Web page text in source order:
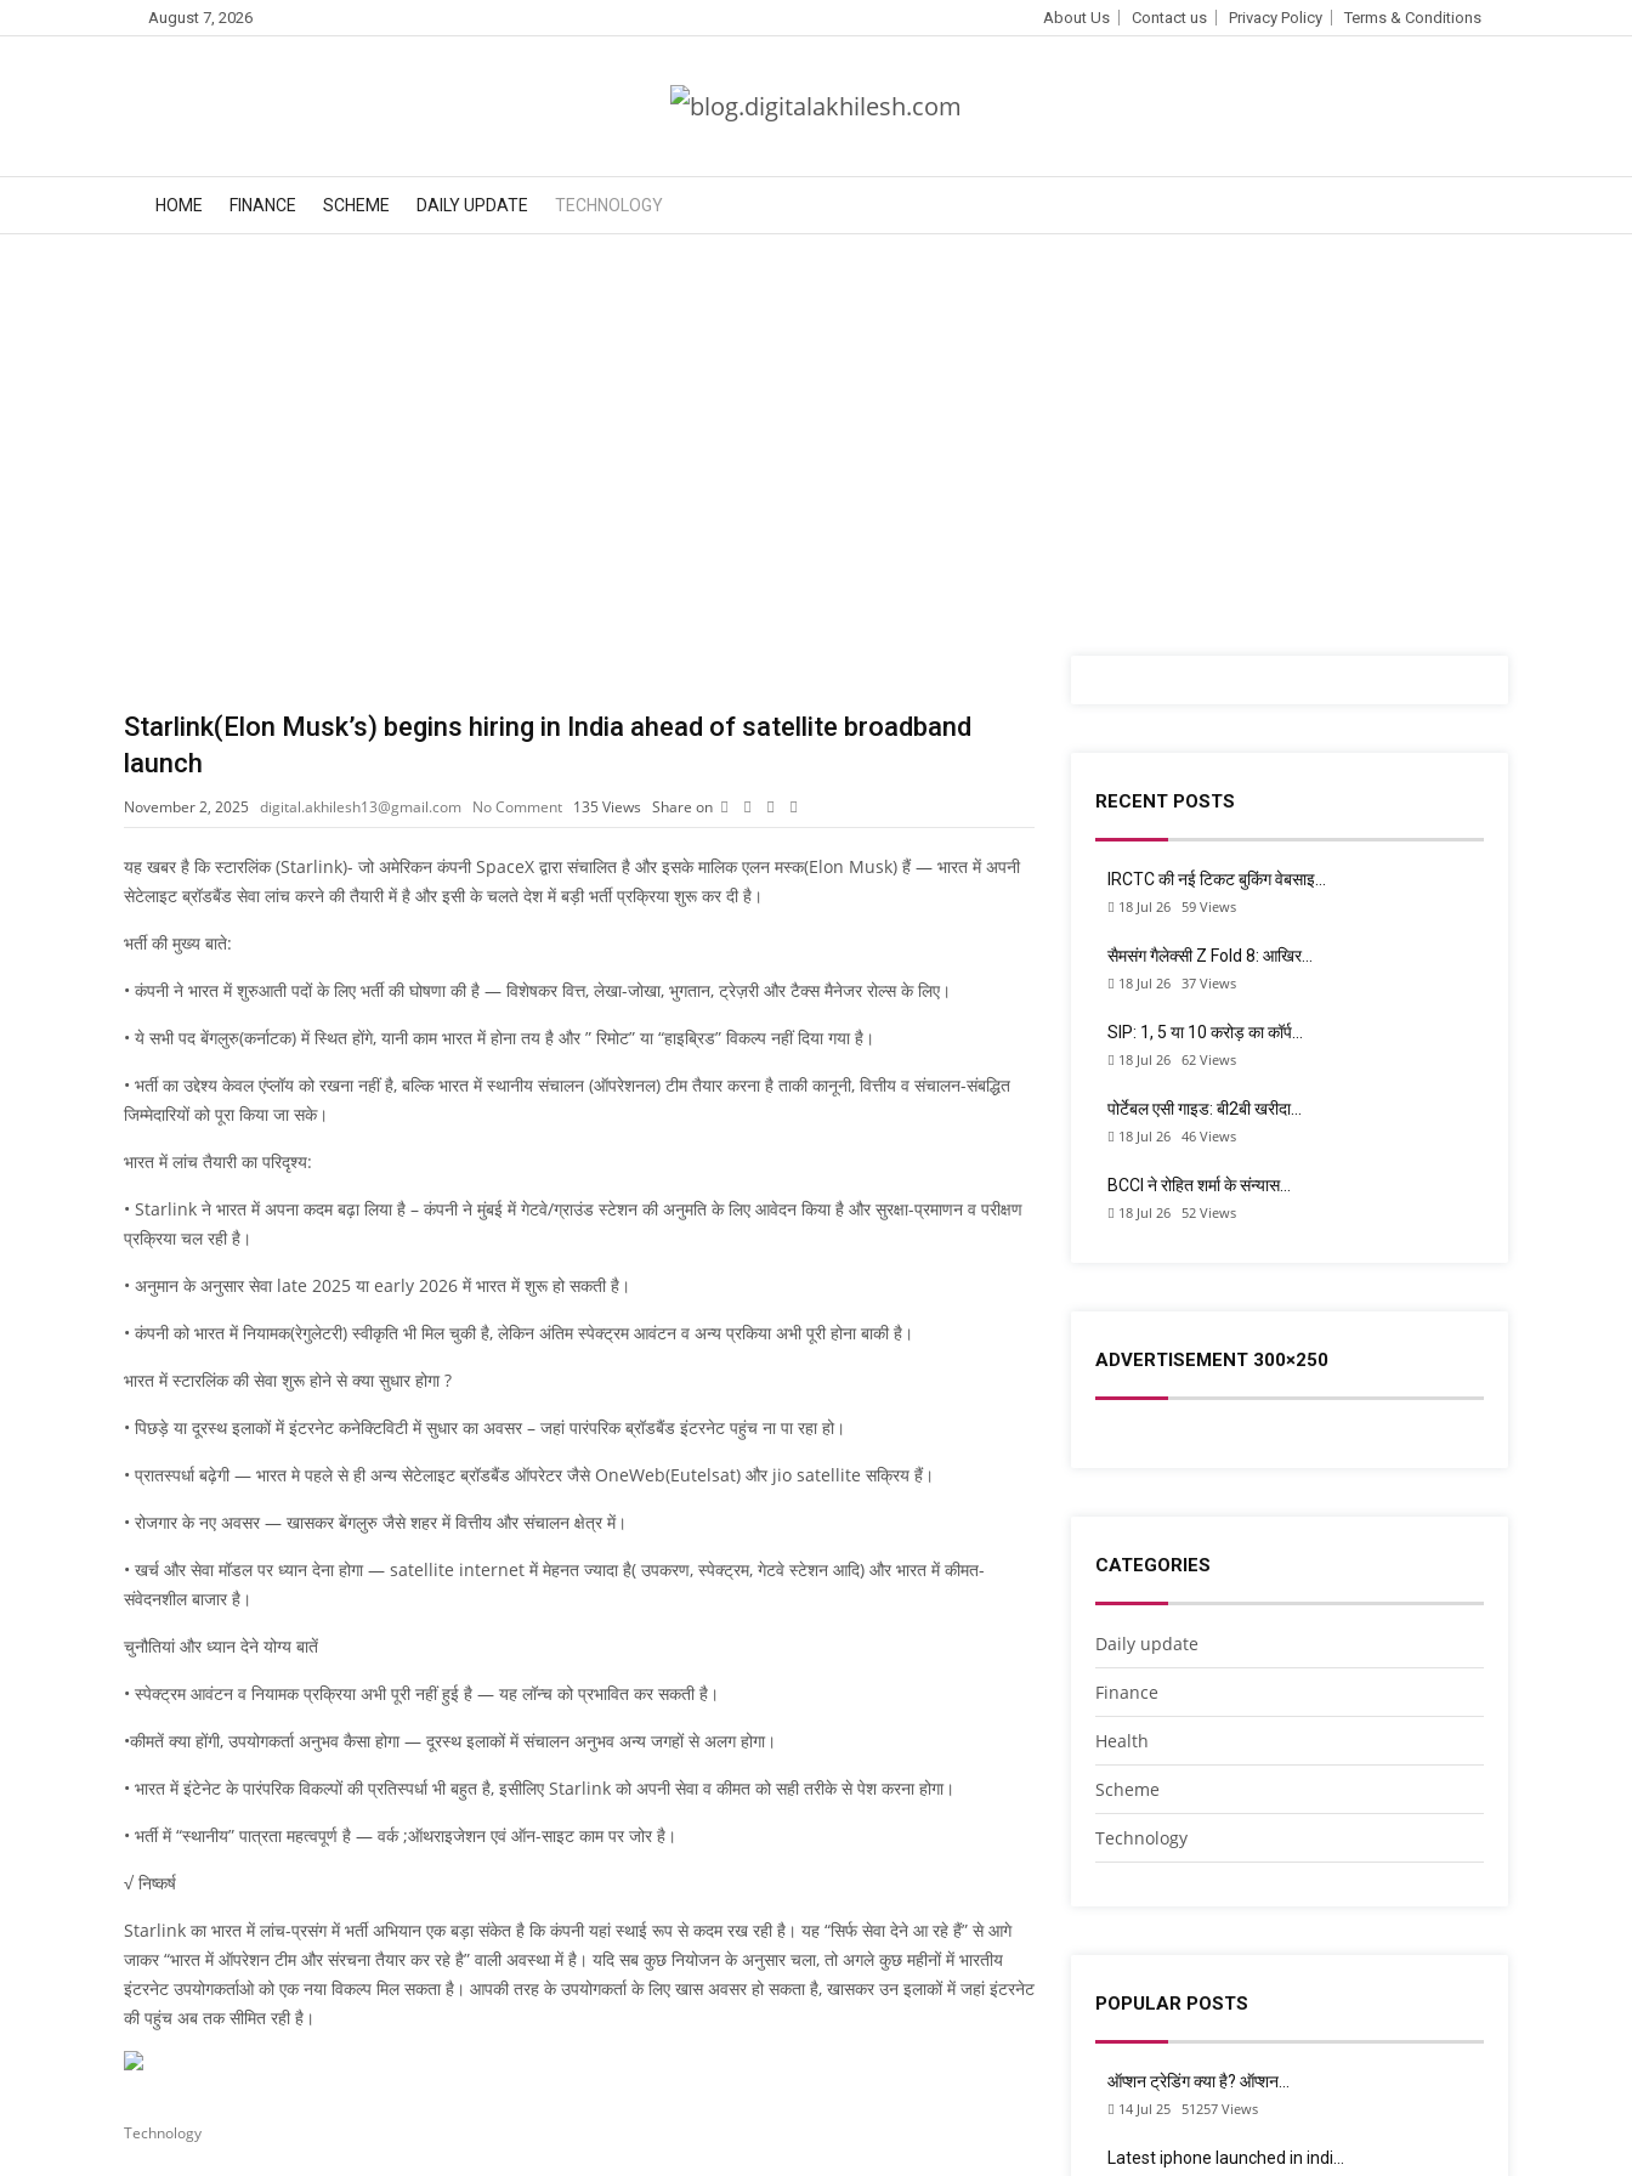
August 7, 2026 About Us Contact us Privacy Policy Terms & Conditions
HOME FINANCE SCHEME DAILY UPDATE TECHNOLOGY
Starlink(Elon Musk’s) begins hiring in India ahead of satellite broadband
launch
November 2, 2025 digital.akhilesh13@gmail.com No Comment 135 Views Share on
यह खबर है कि स्टारलिंक (Starlink)- जो अमेरिकन कंपनी SpaceX द्वारा संचालित है और इसके मालिक एलन मस्क(Elon Musk) हैं — भारत में अपनी
सेटेलाइट ब्रॉडबैंड सेवा लांच करने की तैयारी में है और इसी के चलते देश में बड़ी भर्ती प्रक्रिया शुरू कर दी है।
भर्ती की मुख्य बाते:
• कंपनी ने भारत में शुरुआती पदों के लिए भर्ती की घोषणा की है — विशेषकर वित्त, लेखा-जोखा, भुगतान, ट्रेज़री और टैक्स मैनेजर रोल्स के लिए।
• ये सभी पद बेंगलुरु(कर्नाटक) में स्थित होंगे, यानी काम भारत में होना तय है और ” रिमोट” या “हाइब्रिड” विकल्प नहीं दिया गया है।
• भर्ती का उद्देश्य केवल एंप्लॉय को रखना नहीं है, बल्कि भारत में स्थानीय संचालन (ऑपरेशनल) टीम तैयार करना है ताकी कानूनी, वित्तीय व संचालन-संबद्धित
जिम्मेदारियों को पूरा किया जा सके।
भारत में लांच तैयारी का परिदृश्य:
• Starlink ने भारत में अपना कदम बढ़ा लिया है – कंपनी ने मुंबई में गेटवे/ग्राउंड स्टेशन की अनुमति के लिए आवेदन किया है और सुरक्षा-प्रमाणन व परीक्षण
प्रक्रिया चल रही है।
• अनुमान के अनुसार सेवा late 2025 या early 2026 में भारत में शुरू हो सकती है।
• कंपनी को भारत में नियामक(रेगुलेटरी) स्वीकृति भी मिल चुकी है, लेकिन अंतिम स्पेक्ट्रम आवंटन व अन्य प्रकिया अभी पूरी होना बाकी है।
भारत में स्टारलिंक की सेवा शुरू होने से क्या सुधार होगा ?
• पिछड़े या दूरस्थ इलाकों में इंटरनेट कनेक्टिविटी में सुधार का अवसर – जहां पारंपरिक ब्रॉडबैंड इंटरनेट पहुंच ना पा रहा हो।
• प्रातस्पर्धा बढ़ेगी — भारत मे पहले से ही अन्य सेटेलाइट ब्रॉडबैंड ऑपरेटर जैसे OneWeb(Eutelsat) और jio satellite सक्रिय हैं।
• रोजगार के नए अवसर — खासकर बेंगलुरु जैसे शहर में वित्तीय और संचालन क्षेत्र में।
• खर्च और सेवा मॉडल पर ध्यान देना होगा — satellite internet में मेहनत ज्यादा है( उपकरण, स्पेक्ट्रम, गेटवे स्टेशन आदि) और भारत में कीमत-
संवेदनशील बाजार है।
चुनौतियां और ध्यान देने योग्य बातें
• स्पेक्ट्रम आवंटन व नियामक प्रक्रिया अभी पूरी नहीं हुई है — यह लॉन्च को प्रभावित कर सकती है।
•कीमतें क्या होंगी, उपयोगकर्ता अनुभव कैसा होगा — दूरस्थ इलाकों में संचालन अनुभव अन्य जगहों से अलग होगा।
• भारत में इंटेनेट के पारंपरिक विकल्पों की प्रतिस्पर्धा भी बहुत है, इसीलिए Starlink को अपनी सेवा व कीमत को सही तरीके से पेश करना होगा।
• भर्ती में “स्थानीय” पात्रता महत्वपूर्ण है — वर्क ;ऑथराइजेशन एवं ऑन-साइट काम पर जोर है।
√ निष्कर्ष
Starlink का भारत में लांच-प्रसंग में भर्ती अभियान एक बड़ा संकेत है कि कंपनी यहां स्थाई रूप से कदम रख रही है। यह “सिर्फ सेवा देने आ रहे हैं” से आगे
जाकर “भारत में ऑपरेशन टीम और संरचना तैयार कर रहे है” वाली अवस्था में है। यदि सब कुछ नियोजन के अनुसार चला, तो अगले कुछ महीनों में भारतीय
इंटरनेट उपयोगकर्ताओ को एक नया विकल्प मिल सकता है। आपकी तरह के उपयोगकर्ता के लिए खास अवसर हो सकता है, खासकर उन इलाकों में जहां इंटरनेट
की पहुंच अब तक सीमित रही है।
Technology
RECENT POSTS
IRCTC की नई टिकट बुकिंग वेबसाइ…
18 Jul 26 59 Views
सैमसंग गैलेक्सी Z Fold 8: आखिर…
18 Jul 26 37 Views
SIP: 1, 5 या 10 करोड़ का कॉर्प…
18 Jul 26 62 Views
पोर्टेबल एसी गाइड: बी2बी खरीदा…
18 Jul 26 46 Views
BCCI ने रोहित शर्मा के संन्यास…
18 Jul 26 52 Views
ADVERTISEMENT 300×250
CATEGORIES
Daily update
Finance
Health
Scheme
Technology
POPULAR POSTS
ऑप्शन ट्रेडिंग क्या है? ऑप्शन…
14 Jul 25 51257 Views
Latest iphone launched in indi…